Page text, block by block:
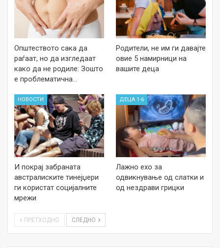
Општеството сака да
раѓаат, но да изгледаат
како да не родиле: Зошто
е проблематична…
Родители, не им ги давајте
овие 5 намирници на
вашите деца
НОВОСТИ
И покрај забраната
австралиските тинејџери
ги користат социјалните
мрежи
ДЕЦА 1-6
Лажно ехо за
одвикнување од слатки и
од нездрави грицки
ПРЕТХОДНО СЛЕДНО